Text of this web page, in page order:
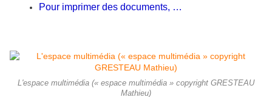
Pour imprimer des documents, …
L'espace multimédia (« espace multimédia » copyright GRESTEAU
Mathieu)